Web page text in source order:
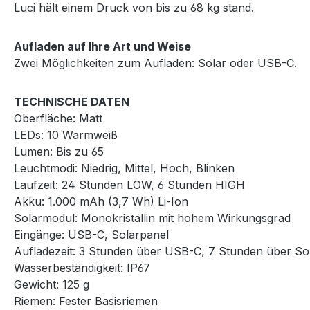
Luci hält einem Druck von bis zu 68 kg stand.
Aufladen auf Ihre Art und Weise
Zwei Möglichkeiten zum Aufladen: Solar oder USB-C.
TECHNISCHE DATEN
Oberfläche: Matt
LEDs: 10 Warmweiß
Lumen: Bis zu 65
Leuchtmodi: Niedrig, Mittel, Hoch, Blinken
Laufzeit: 24 Stunden LOW, 6 Stunden HIGH
Akku: 1.000 mAh (3,7 Wh) Li-Ion
Solarmodul: Monokristallin mit hohem Wirkungsgrad
Eingänge: USB-C, Solarpanel
Aufladezeit: 3 Stunden über USB-C, 7 Stunden über
Wasserbeständigkeit: IP67
Gewicht: 125 g
Riemen: Fester Basisriemen